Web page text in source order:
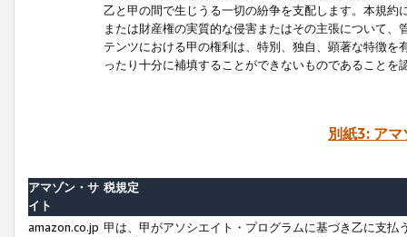
乙と甲の間で生じうる一切の紛争を支配します。本規
または財産権の実質的な侵害またはその主張について
テンツにおける甲の権利は、特別、独自、顕著な特徴
ったり十分に補填することができないものであることを
別紙3: ア
アマゾン・サ
イト
税規定
amazon.co.jp 甲は、甲がアソシエイト・プログラムに基づき乙に支